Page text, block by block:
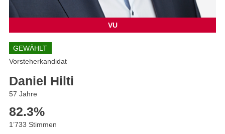
VU
GEWÄHLT
Vorsteherkandidat
Daniel Hilti
57 Jahre
82.3%
1’733 Stimmen